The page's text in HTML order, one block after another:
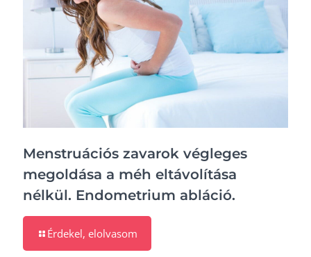
Menstruációs zavarok végleges
megoldása a méh eltávolítása
nélkül. Endometrium abláció.
Érdekel, elolvasom